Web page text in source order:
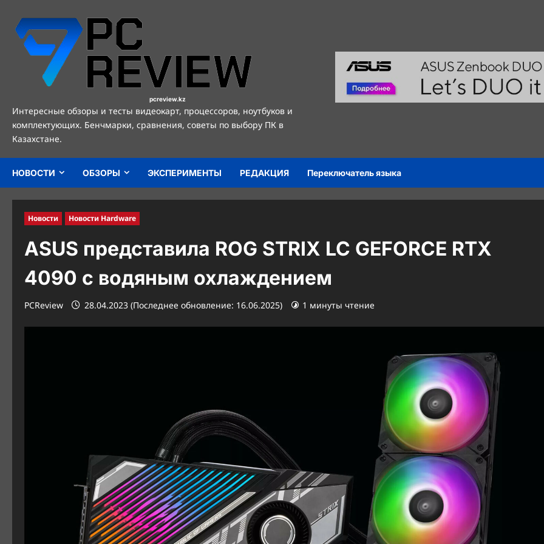
содержимому
pcreview.kz
Интересные обзоры и тесты видеокарт, процессоров, ноутбуков и
комплектующих. Бенчмарки, сравнения, советы по выбору ПК в
Казахстане.
НОВОСТИ ОБЗОРЫ ЭКСПЕРИМЕНТЫ РЕДАКЦИЯ Переключатель языка
Новости Новости Hardware
ASUS представила ROG STRIX LC GEFORCE RTX
4090 с водяным охлаждением
PCReview 28.04.2023 (Последнее обновление: 16.06.2025) 1 минуты чтение